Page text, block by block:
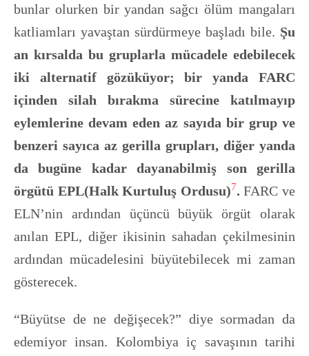
bunlar olurken bir yandan sağcı ölüm mangaları
katliamları yavaştan sürdürmeye başladı bile. Şu
an kırsalda bu gruplarla mücadele edebilecek
iki alternatif gözüküyor; bir yanda FARC
içinden silah bırakma sürecine katılmayıp
eylemlerine devam eden az sayıda bir grup ve
benzeri sayıca az gerilla grupları, diğer yanda
da bugüne kadar dayanabilmiş son gerilla
örgütü EPL(Halk Kurtuluş Ordusu)7. FARC ve
ELN’nin ardından üçüncü büyük örgüt olarak
anılan EPL, diğer ikisinin sahadan çekilmesinin
ardından mücadelesini büyütebilecek mi zaman
gösterecek.
“Büyütse de ne değişecek?” diye sormadan da
edemiyor insan. Kolombiya iç savaşının tarihi